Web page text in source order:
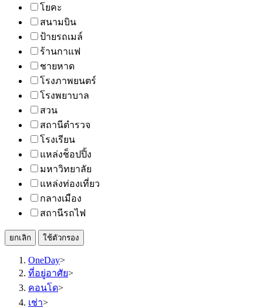
โยคะ
สนามบิน
ป้ายรถเมล์
ร้านกาแฟ
ชายหาด
โรงภาพยนตร์
โรงพยาบาล
สวน
สถานีตำรวจ
โรงเรียน
แหล่งช็อปปิ้ง
มหาวิทยาลัย
แหล่งท่องเที่ยว
กลางเมือง
สถานีรถไฟ
ยกเลิก ใช้ตัวกรอง
OneDay>
ที่อยู่อาศัย>
คอนโด>
เช่า>